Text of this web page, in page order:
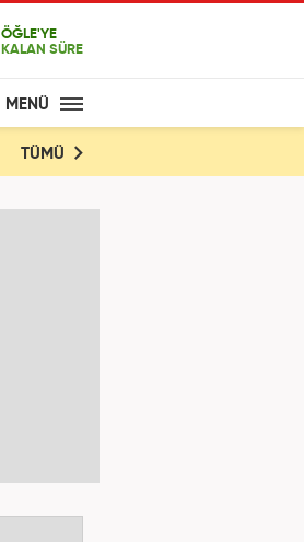
ÖĞLE'YE
KALAN SÜRE
MENÜ
TÜMÜ